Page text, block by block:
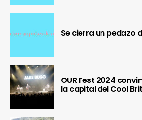
Se cierra un pedazo
OUR Fest 2024
la capital del Cool